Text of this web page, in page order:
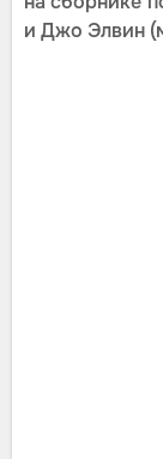
и Джо Элвин